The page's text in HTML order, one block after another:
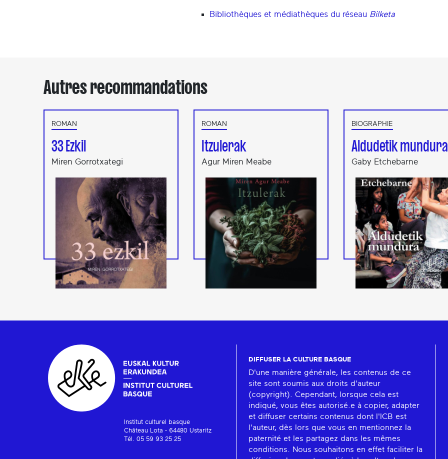
Bibliothèques et médiathèques du réseau Bilketa
Autres recommandations
ROMAN
33 Ezkil
Miren Gorrotxategi
ROMAN
Itzulerak
Agur Miren Meabe
BIOGRAPHIE
Aldudetik mundura
Gaby Etchebarne
Institut culturel basque
Château Lota - 64480 Ustaritz
Tél. 05 59 93 25 25
DIFFUSER LA CULTURE BASQUE
D'une manière générale, les contenus de ce
site sont soumis aux droits d'auteur
(copyright). Cependant, lorsque cela est
indiqué, vous êtes autorisé.e à copier, adapter
et diffuser certains contenus dont l'ICB est
l'auteur, dès lors que vous en mentionnez la
paternité et les partagez dans les mêmes
conditions. Nous souhaitons en effet faciliter la